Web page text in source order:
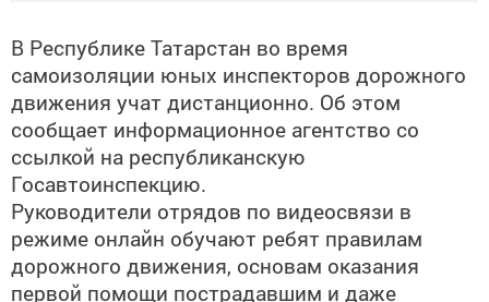
В Республике Татарстан во время
самоизоляции юных инспекторов дорожного
движения учат дистанционно. Об этом
сообщает информационное агентство со
ссылкой на республиканскую
Госавтоинспекцию.
Руководители отрядов по видеосвязи в
режиме онлайн обучают ребят правилам
дорожного движения, основам оказания
первой помощи пострадавшим и даже